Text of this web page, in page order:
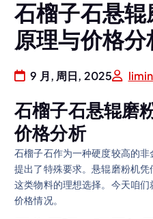
石榴子石悬
原理与价格分
9 月, 周日, 2025
石榴子石悬辊磨
价格分析
石榴子石作为一种硬度较高的
提出了特殊要求。悬辊磨粉机
这类物料的理想选择。今天咱
价格情况。